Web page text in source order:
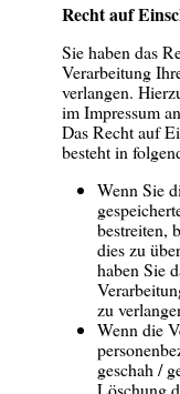
Recht auf
Sie haben das
Verarbeitung
verlangen.
im Impressum
Das Recht auf
besteht in
Wenn Sie
bestreiten,
dies zu
haben Sie
zu
Wenn die
geschah /
Löschung